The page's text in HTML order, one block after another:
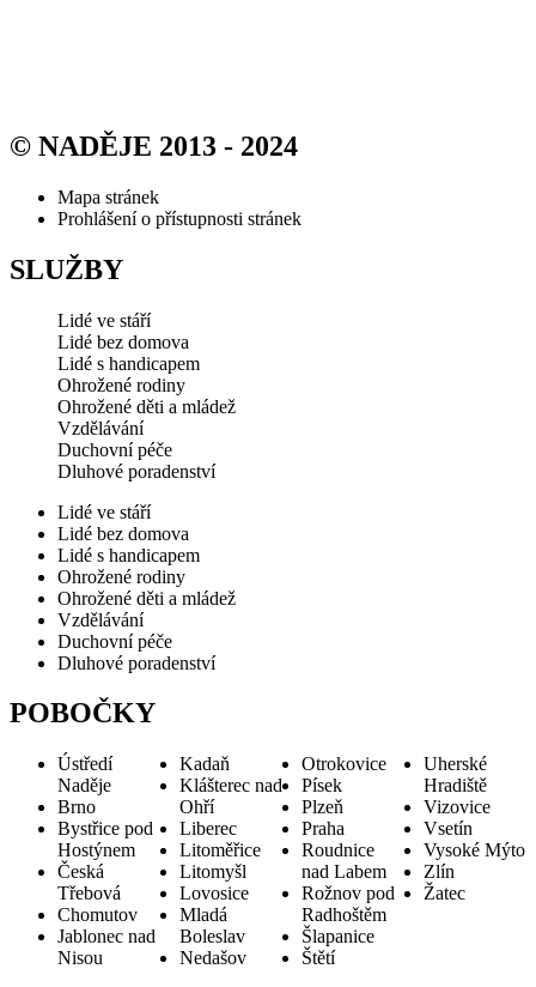
© NADĚJE 2013 - 2024
Mapa stránek
Prohlášení o přístupnosti stránek
SLUŽBY
Lidé ve stáří
Lidé bez domova
Lidé s handicapem
Ohrožené rodiny
Ohrožené děti a mládež
Vzdělávání
Duchovní péče
Dluhové poradenství
Lidé ve stáří
Lidé bez domova
Lidé s handicapem
Ohrožené rodiny
Ohrožené děti a mládež
Vzdělávání
Duchovní péče
Dluhové poradenství
POBOČKY
Ústředí
Naděje
Brno
Bystřice pod
Hostýnem
Česká
Třebová
Chomutov
Jablonec nad
Nisou
Kadaň
Klášterec nad
Ohří
Liberec
Litoměřice
Litomyšl
Lovosice
Mladá
Boleslav
Nedašov
Otrokovice
Písek
Plzeň
Praha
Roudnice
nad Labem
Rožnov pod
Radhoštěm
Šlapanice
Štětí
Uherské
Hradiště
Vizovice
Vsetín
Vysoké Mýto
Zlín
Žatec